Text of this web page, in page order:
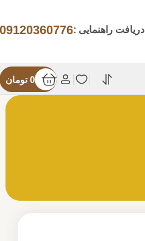
دریافت راهنمایی :09120360776
0 تومان